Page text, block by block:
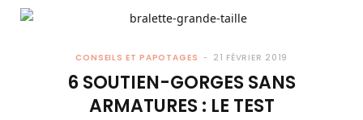
CONSEILS ET PAPOTAGES 21 FÉVRIER 2019
6 SOUTIEN-GORGES SANS
ARMATURES : LE TEST